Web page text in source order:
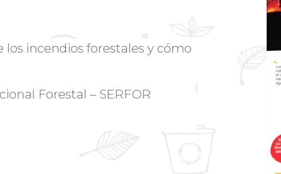
los incendios forestales y cómo
Forestal – SERFOR